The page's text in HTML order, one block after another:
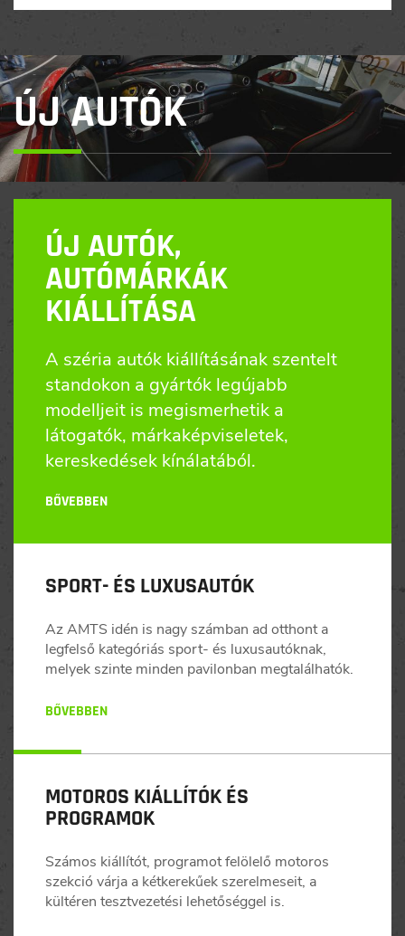
ÚJ AUTÓK
ÚJ AUTÓK,
AUTÓMÁRKÁK
KIÁLLÍTÁSA
A széria autók kiállításának szentelt
standokon a gyártók legújabb
modelljeit is megismerhetik a
látogatók, márkaképviseletek,
kereskedések kínálatából.
BŐVEBBEN
SPORT- ÉS LUXUSAUTÓK
Az AMTS idén is nagy számban ad otthont a
legfelső kategóriás sport- és luxusautóknak,
melyek szinte minden pavilonban megtalálhatók.
BŐVEBBEN
MOTOROS KIÁLLÍTÓK ÉS
PROGRAMOK
Számos kiállítót, programot felölelő motoros
szekció várja a kétkerekűek szerelmeseit, a
kültéren tesztvezetési lehetőséggel is.